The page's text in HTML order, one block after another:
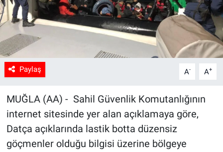
Paylaş A- A+
MUĞLA (AA) - Sahil Güvenlik Komutanlığının
internet sitesinde yer alan açıklamaya göre,
Datça açıklarında lastik botta düzensiz
göçmenler olduğu bilgisi üzerine bölgeye
Spor
Yaşam
Tarım